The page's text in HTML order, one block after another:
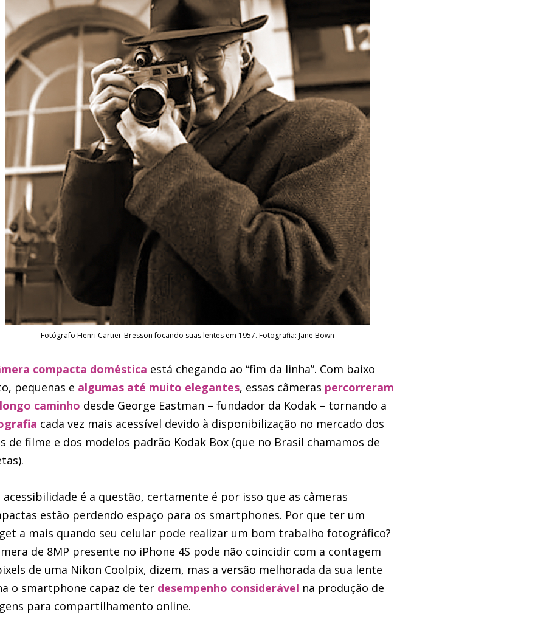
Fotógrafo Henri Cartier-Bresson focando suas lentes em 1957. Fotografia: Jane Bown
compacta doméstica está chegando ao “fim da linha”. Com baixo
pequenas e algumas até muito elegantes, essas câmeras percorreram
caminho desde George Eastman – fundador da Kodak – tornando a
cada vez mais acessível devido à disponibilização no mercado dos
de filme e dos modelos padrão Kodak Box (que no Brasil chamamos de
acessibilidade é a questão, certamente é por isso que as câmeras
estão perdendo espaço para os smartphones. Por que ter um
a mais quando seu celular pode realizar um bom trabalho fotográfico?
de 8MP presente no iPhone 4S pode não coincidir com a contagem
de uma Nikon Coolpix, dizem, mas a versão melhorada da sua lente
o smartphone capaz de ter desempenho considerável na produção de
para compartilhamento online.